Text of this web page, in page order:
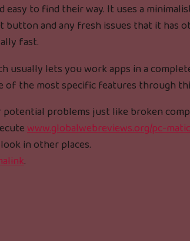
to find their way. It uses a
and any fresh issues that it has
fast.
usually lets you work apps in a
the most specific features through
problems just like broken
www.globalwebreviews.org/pc-
in other places.
.